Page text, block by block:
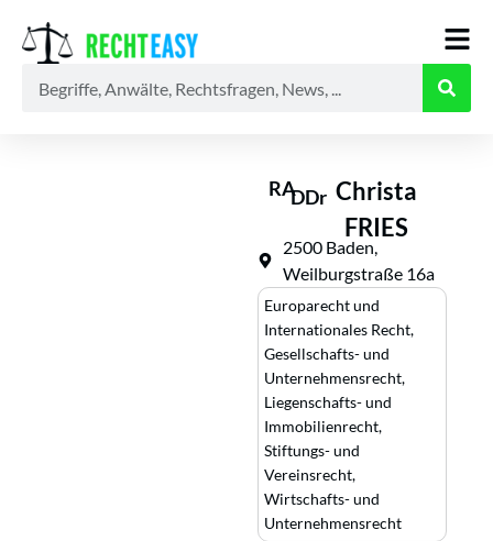
RADDr Christa
FRIES
2500 Baden,
Weilburgstraße 16a
Europarecht und
Internationales Recht,
Gesellschafts- und
Unternehmensrecht,
Liegenschafts- und
Immobilienrecht,
Stiftungs- und
Vereinsrecht,
Wirtschafts- und
Unternehmensrecht